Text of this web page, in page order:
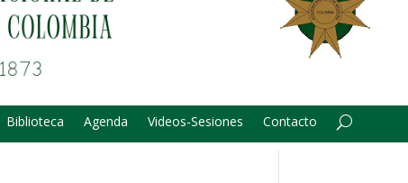
Biblioteca Agenda Videos-Sesiones Contacto